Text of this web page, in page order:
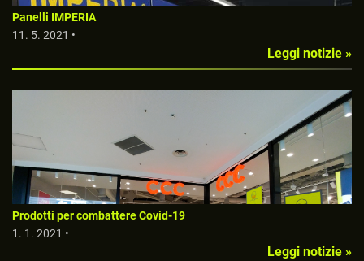
Panelli IMPERIA
11. 5. 2021 •
Leggi notizie »
Prodotti per combattere Covid-19
1. 1. 2021 •
Leggi notizie »